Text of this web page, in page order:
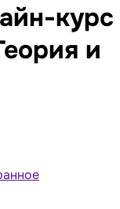
курс
и